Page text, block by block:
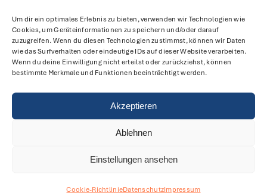
Um dir ein optimales Erlebnis zu bieten, verwenden wir Technologien wie
Cookies, um Geräteinformationen zu speichern und/oder darauf
zuzugreifen. Wenn du diesen Technologien zustimmst, können wir Daten
wie das Surfverhalten oder eindeutige IDs auf dieser Website verarbeiten.
Wenn du deine Einwilligung nicht erteilst oder zurückziehst, können
bestimmte Merkmale und Funktionen beeinträchtigt werden.
Akzeptieren
Ablehnen
Einstellungen ansehen
Cookie-RichtlinieDatenschutzImpressum
der
Gemeinde
Otterfing
LABBÉ Rechtsanwälte PartG mbB
zentrale@rae-labbe.de